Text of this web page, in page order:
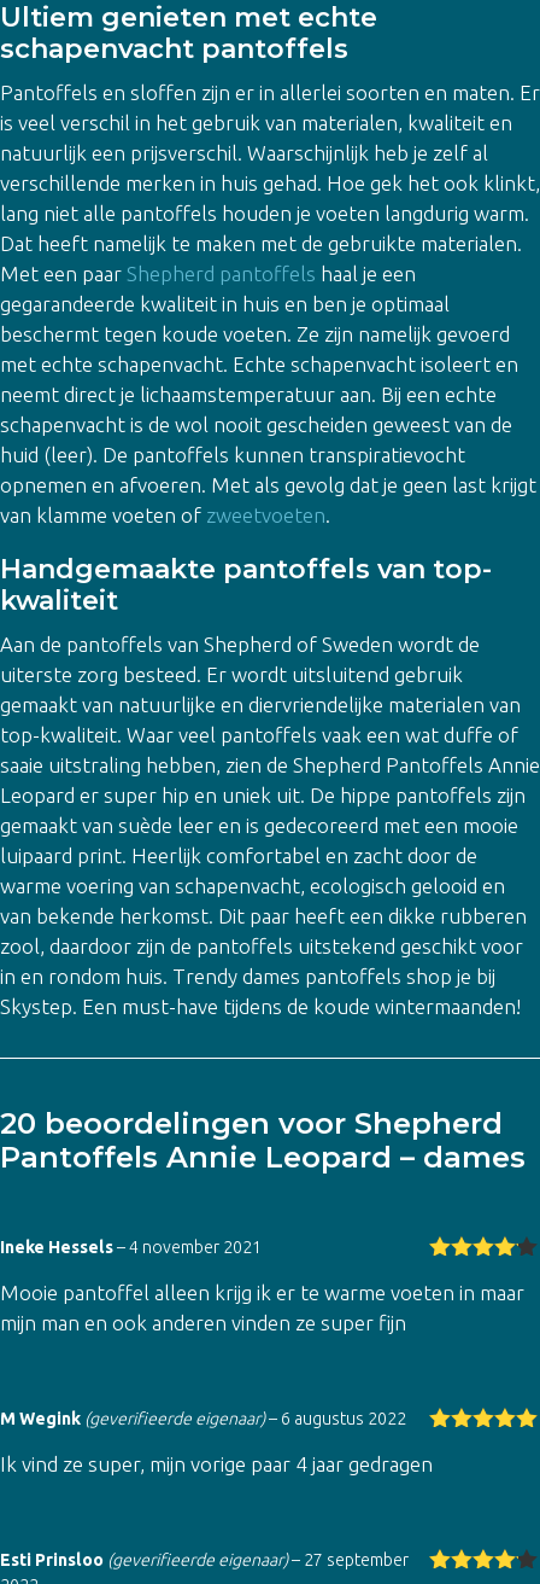
Ultiem genieten met echte
schapenvacht pantoffels
Pantoffels en sloffen zijn er in allerlei soorten en maten. Er
is veel verschil in het gebruik van materialen, kwaliteit en
natuurlijk een prijsverschil. Waarschijnlijk heb je zelf al
verschillende merken in huis gehad. Hoe gek het ook klinkt,
lang niet alle pantoffels houden je voeten langdurig warm.
Dat heeft namelijk te maken met de gebruikte materialen.
Met een paar Shepherd pantoffels haal je een
gegarandeerde kwaliteit in huis en ben je optimaal
beschermt tegen koude voeten. Ze zijn namelijk gevoerd
met echte schapenvacht. Echte schapenvacht isoleert en
neemt direct je lichaamstemperatuur aan. Bij een echte
schapenvacht is de wol nooit gescheiden geweest van de
huid (leer). De pantoffels kunnen transpiratievocht
opnemen en afvoeren. Met als gevolg dat je geen last krijgt
van klamme voeten of zweetvoeten.
Handgemaakte pantoffels van top-
kwaliteit
Aan de pantoffels van Shepherd of Sweden wordt de
uiterste zorg besteed. Er wordt uitsluitend gebruik
gemaakt van natuurlijke en diervriendelijke materialen van
top-kwaliteit. Waar veel pantoffels vaak een wat duffe of
saaie uitstraling hebben, zien de Shepherd Pantoffels Annie
Leopard er super hip en uniek uit. De hippe pantoffels zijn
gemaakt van suède leer en is gedecoreerd met een mooie
luipaard print. Heerlijk comfortabel en zacht door de
warme voering van schapenvacht, ecologisch gelooid en
van bekende herkomst. Dit paar heeft een dikke rubberen
zool, daardoor zijn de pantoffels uitstekend geschikt voor
in en rondom huis. Trendy dames pantoffels shop je bij
Skystep. Een must-have tijdens de koude wintermaanden!
20 beoordelingen voor Shepherd
Pantoffels Annie Leopard – dames
erd4 uit
Ineke Hessels–4 november 2021
Mooie pantoffel alleen krijg ik er te warme voeten in maar
mijn man en ook anderen vinden ze super fijn
d
M Wegink (geverifieerde eigenaar)– 6 augustus 2022
Ik vind ze super, mijn vorige paar 4 jaar gedragen
Esti Prinsloo (geverifieerde eigenaar)– 27 september